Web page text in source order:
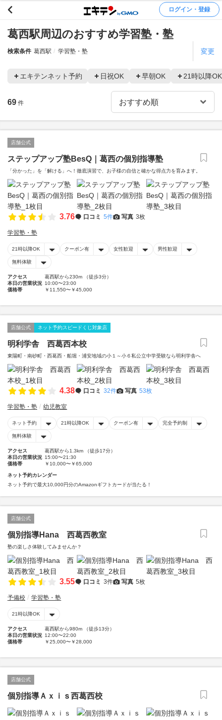
ログイン・登録
葛西駅周辺のおすすめ学習塾・塾
検索条件 葛西駅 学習塾・塾 変更
エキテンネット予約 日祝OK 早朝OK 21時以降OK
69 件
店舗公式
ステップアップ塾BesQ｜葛西の個別指導塾
「分かった」を「解ける」へ！徹底演習で、お子様の自信と確かな得点力を育みます。
3.76 口コミ 5件 写真 3枚
学習塾・塾
21時以降OK クーポン有 女性歓迎 男性歓迎
無料体験
アクセス
葛西駅から230m （徒歩3分）
本日の営業状況 10:00〜23:00
価格帯
￥11,550〜￥45,000
店舗公式 ネット予約スピードくじ対象店
明利学舎 西葛西本校
東陽町・南砂町・西葛西・船堀・浦安地域の小１～小６私公立中学受験なら明利学舎へ
4.38 口コミ 32件 写真 53枚
学習塾・塾 幼児教室
ネット予約 21時以降OK クーポン有 完全予約制
無料体験
アクセス
葛西駅から1.3km （徒歩17分）
本日の営業状況 15:00〜21:30
価格帯
￥10,000〜￥65,000
ネット予約カレンダー
ネット予約で最大10,000円分のAmazonギフトカードが当たる！
店舗公式
個別指導Hana 西葛西教室
塾の楽しさ体験してみませんか？
3.55 口コミ 3件 写真 5枚
予備校 学習塾・塾
21時以降OK
アクセス
葛西駅から980m （徒歩13分）
本日の営業状況 12:00〜22:00
価格帯
￥25,000〜￥28,000
店舗公式
個別指導Ａｘｉｓ西葛西校